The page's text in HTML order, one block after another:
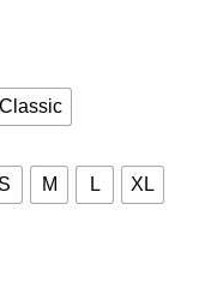
S M L XL